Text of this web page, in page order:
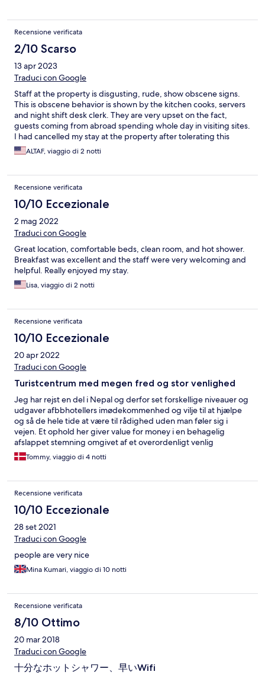
Recensione verificata
2/10 Scarso
13 apr 2023
Traduci con Google
Staff at the property is disgusting, rude, show obscene signs.
This is obscene behavior is shown by the kitchen cooks, servers
and night shift desk clerk. They are very upset on the fact,
guests coming from abroad spending whole day in visiting sites.
I had cancelled my stay at the property after tolerating this
abuse for three days. Property is old and not not kept clean
either. Will not recommend this place if they charge more than
ALTAF, viaggio di 2 notti
Recensione verificata
10/10 Eccezionale
2 mag 2022
Traduci con Google
Great location, comfortable beds, clean room, and hot shower.
Breakfast was excellent and the staff were very welcoming and
helpful. Really enjoyed my stay.
Lisa, viaggio di 2 notti
Recensione verificata
10/10 Eccezionale
20 apr 2022
Traduci con Google
Turistcentrum med megen fred og stor venlighed
Jeg har rejst en del i Nepal og derfor set forskellige niveauer og
udgaver afbbhotellers imødekommenhed og vilje til at hjælpe
og så de hele tide at være til rådighed uden man føler sig i
vejen. Et ophold her giver value for money i en behagelig
afslappet stemning omgivet af et overordenligt venlig
personale på alle niveauer. Kan varmt anbefale Hotel Everest
Nepal :) *****
Tommy, viaggio di 4 notti
Recensione verificata
10/10 Eccezionale
28 set 2021
Traduci con Google
people are very nice
Mina Kumari, viaggio di 10 notti
Recensione verificata
8/10 Ottimo
20 mar 2018
Traduci con Google
十分なホットシャワー、早いWifi